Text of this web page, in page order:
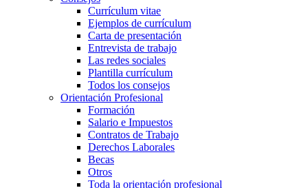
Currículum vitae
Ejemplos de currículum
Carta de presentación
Entrevista de trabajo
Las redes sociales
Plantilla currículum
Todos los consejos
Orientación Profesional
Formación
Salario e Impuestos
Contratos de Trabajo
Derechos Laborales
Becas
Otros
Toda la orientación profesional